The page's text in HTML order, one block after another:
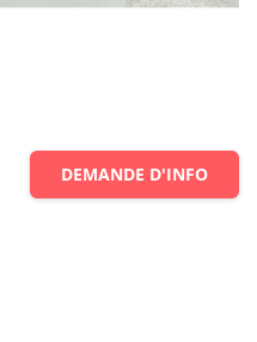
DEMANDE D'INFO